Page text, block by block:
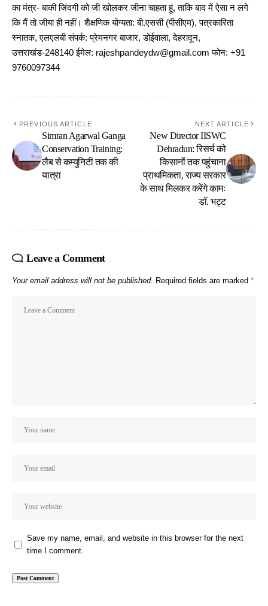
का मंत्र- बाकी जिंदगी को जी खोलकर जीना चाहता हूं, ताकि बाद में ऐसा न लगे
कि मैं तो जीया ही नहीं। शैक्षणिक योग्यता: बी.एससी (पीसीएम), पत्रकारिता
स्नातक, एलएलबी संपर्क: प्रेमनगर बाजार, डोईवाला, देहरादून,
उत्तराखंड-248140 ईमेल: rajeshpandeydw@gmail.com फोन: +91
9760097344
PREVIOUS ARTICLE
Simran Agarwal Ganga
Conservation Training:
लैब से कम्युनिटी तक की
यात्रा
NEXT ARTICLE
New Director IISWC
Dehradun: रिसर्च को
किसानों तक पहुंचाना
प्राथमिकता, राज्य सरकार
के साथ मिलकर करेंगे कामः
डॉ. भट्ट
Leave a Comment
Your email address will not be published. Required fields are marked *
Save my name, email, and website in this browser for the next
time I comment.